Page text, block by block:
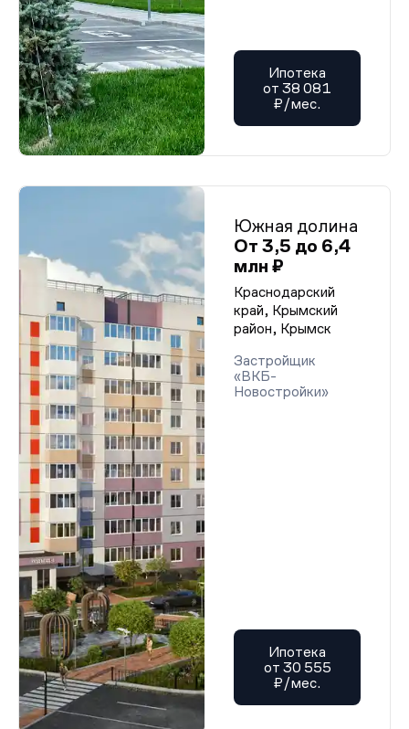
Ипотека
от 38 081
₽/мес.
Южная долина
От 3,5 до 6,4
млн ₽
Краснодарский
край, Крымский
район, Крымск
Застройщик
«ВКБ-
Новостройки»
Ипотека
от 30 555
₽/мес.